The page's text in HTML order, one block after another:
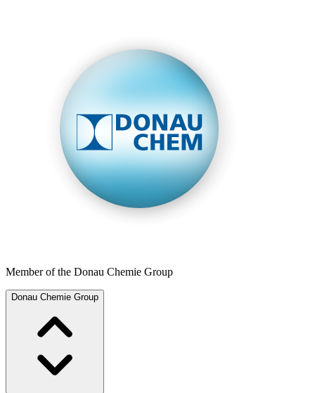
Member of the Donau Chemie Group
Donau Chemie Group